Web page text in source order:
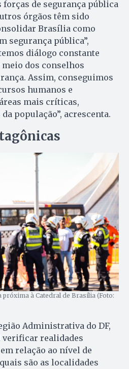
forças de segurança pública
órgãos têm sido
Brasília como
segurança pública”,
diálogo constante
dos conselhos
Assim, conseguimos
humanos e
mais críticas,
população”, acrescenta.
à Catedral de Brasília (Foto:
Administrativa do DF,
verificar realidades
relação ao nível de
são as localidades